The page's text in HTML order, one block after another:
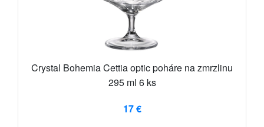
Crystal Bohemia Cettia optic poháre na zmrzlinu
295 ml 6 ks
17 €